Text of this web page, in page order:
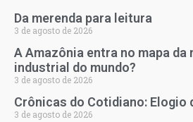
Da merenda para leitura
3 de agosto de 2026
A Amazônia entra no mapa da
industrial do mundo?
3 de agosto de 2026
Crônicas do Cotidiano: Elogio
3 de agosto de 2026